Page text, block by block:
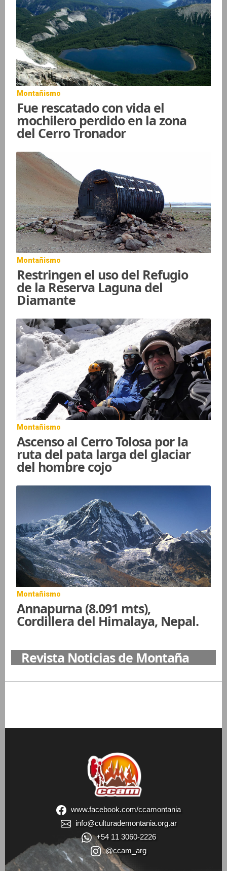
Montañismo
Fue rescatado con vida el
mochilero perdido en la zona
del Cerro Tronador
Montañismo
Restringen el uso del Refugio
de la Reserva Laguna del
Diamante
Montañismo
Ascenso al Cerro Tolosa por la
ruta del pata larga del glaciar
del hombre cojo
Montañismo
Annapurna (8.091 mts),
Cordillera del Himalaya, Nepal.
Revista Noticias de Montaña
www.facebook.com/ccamontania
info@culturademontania.org.ar
+54 11 3060-2226
@ccam_arg